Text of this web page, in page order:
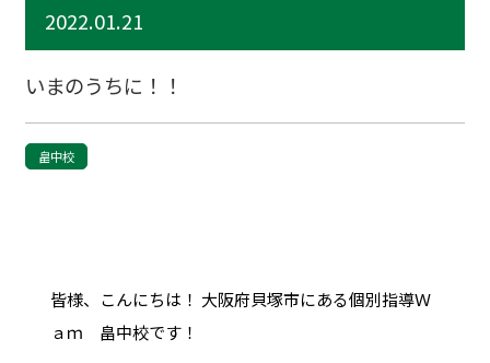
2022.01.21
いまのうちに！！
畠中校
皆様、こんにちは！ 大阪府貝塚市にある個別指導Ｗ
ａｍ 畠中校です！